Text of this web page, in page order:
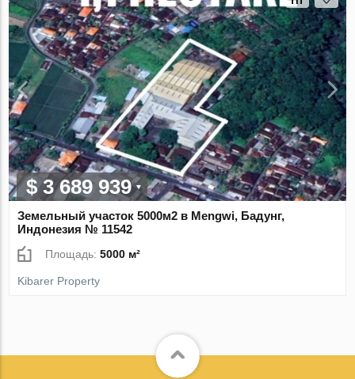
$ 3 689 939
Земельный участок 5000м2 в Mengwi, Бадунг,
Индонезия № 11542
Площадь:5000 м²
Kibarer Property